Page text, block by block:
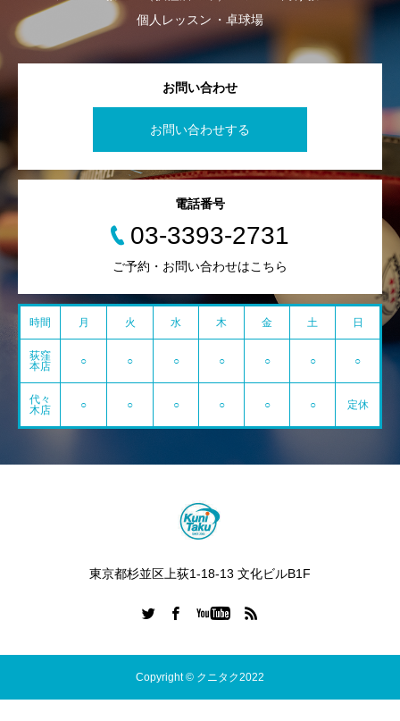
個人レッスン
卓球場
お問い合わせ
お問い合わせする
電話番号
03-3393-2731
ご予約・お問い合わせはこちら
時間 月 火 水 木 金 土 日
荻窪
本店
○ ○ ○ ○ ○ ○ ○
代々
木店
○ ○ ○ ○ ○ ○ 定休
東京都杉並区上荻1-18-13 文化ビルB1F
Copyright © クニタク2022